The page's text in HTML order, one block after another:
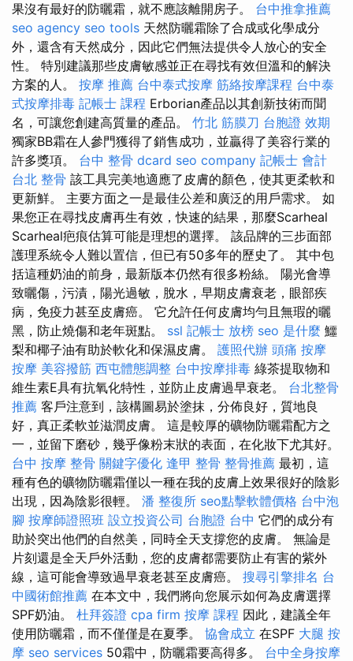
果沒有最好的防曬霜，就不應該離開房子。 台中推拿推薦
seo agency seo tools 天然防曬霜除了合成或化學成分
外，還含有天然成分，因此它們無法提供令人放心的安全
性。 特別建議那些皮膚敏感並正在尋找有效但溫和的解決
方案的人。 按摩 推薦 台中泰式按摩 筋絡按摩課程 台中泰
式按摩排毒 記帳士 課程 Erborian產品以其創新技術而聞
名，可讓您創建高質量的產品。 竹北 筋膜刀 台胞證 效期
獨家BB霜在人參門獲得了銷售成功，並贏得了美容行業的
許多獎項。 台中 整骨 dcard seo company 記帳士 會計
台北 整骨 該工具完美地適應了皮膚的顏色，使其更柔軟和
更新鮮。 主要方面之一是最佳公差和廣泛的用戶需求。 如
果您正在尋找皮膚再生有效，快速的結果，那麼Scarheal
Scarheal疤痕估算可能是理想的選擇。 該品牌的三步面部
護理系統令人難以置信，但已有50多年的歷史了。 其中包
括這種奶油的前身，最新版本仍然有很多粉絲。 陽光會導
致曬傷，污漬，陽光過敏，脫水，早期皮膚衰老，眼部疾
病，免疫力甚至皮膚癌。 它允許任何皮膚均勻且無瑕的曬
黑，防止燒傷和老年斑點。 ssl 記帳士 放榜 seo 是什麼 鱷
梨和椰子油有助於軟化和保濕皮膚。 護照代辦 頭痛 按摩
按摩 美容撥筋 西屯體態調整 台中按摩排毒 綠茶提取物和
維生素E具有抗氧化特性，並防止皮膚過早衰老。 台北整骨
推薦 客戶注意到，該構圖易於塗抹，分佈良好，質地良
好，真正柔軟並滋潤皮膚。 這是較厚的礦物防曬霜配方之
一，並留下磨砂，幾乎像粉末狀的表面，在化妝下尤其好。
台中 按摩 整骨 關鍵字優化 逢甲 整骨 整骨推薦 最初，這
種有色的礦物防曬霜僅以一種在我的皮膚上效果很好的陰影
出現，因為陰影很輕。 潘 整復所 seo點擊軟體價格 台中泡
腳 按摩師證照班 設立投資公司 台胞證 台中 它們的成分有
助於突出他們的自然美，同時全天支撐您的皮膚。 無論是
片刻還是全天戶外活動，您的皮膚都需要防止有害的紫外
線，這可能會導致過早衰老甚至皮膚癌。 搜尋引擎排名 台
中國術館推薦 在本文中，我們將向您展示如何為皮膚選擇
SPF奶油。 杜拜簽證 cpa firm 按摩 課程 因此，建議全年
使用防曬霜，而不僅僅是在夏季。 協會成立 在SPF 大腿 按
摩 seo services 50霜中，防曬霜要高得多。 台中全身按摩